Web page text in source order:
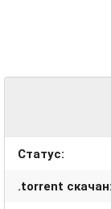
Статус:
.torrent скачан: